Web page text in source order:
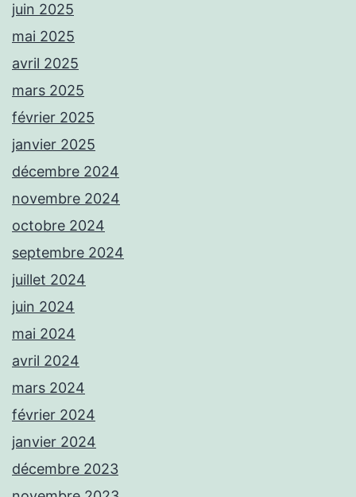
juin 2025
mai 2025
avril 2025
mars 2025
février 2025
janvier 2025
décembre 2024
novembre 2024
octobre 2024
septembre 2024
juillet 2024
juin 2024
mai 2024
avril 2024
mars 2024
février 2024
janvier 2024
décembre 2023